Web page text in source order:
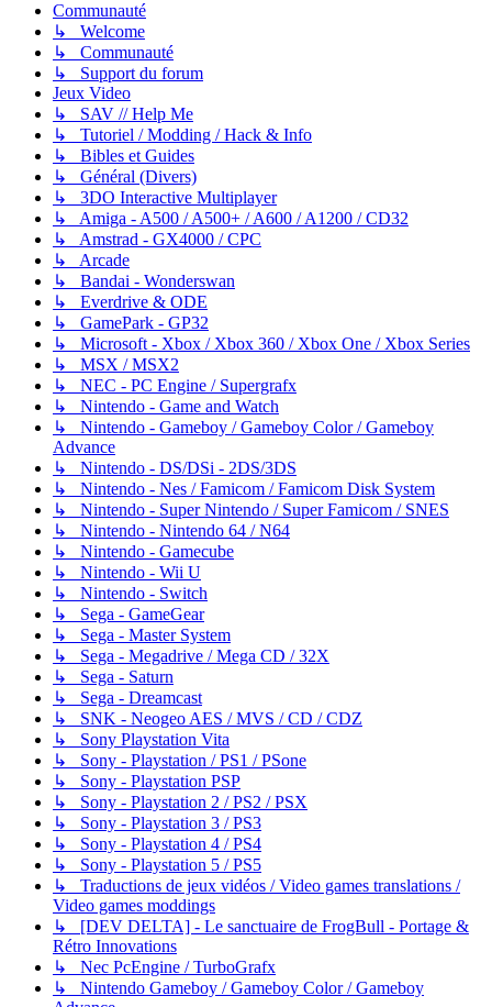
Communauté
↳ Welcome
↳ Communauté
↳ Support du forum
Jeux Video
↳ SAV // Help Me
↳ Tutoriel / Modding / Hack & Info
↳ Bibles et Guides
↳ Général (Divers)
↳ 3DO Interactive Multiplayer
↳ Amiga - A500 / A500+ / A600 / A1200 / CD32
↳ Amstrad - GX4000 / CPC
↳ Arcade
↳ Bandai - Wonderswan
↳ Everdrive & ODE
↳ GamePark - GP32
↳ Microsoft - Xbox / Xbox 360 / Xbox One / Xbox Series
↳ MSX / MSX2
↳ NEC - PC Engine / Supergrafx
↳ Nintendo - Game and Watch
↳ Nintendo - Gameboy / Gameboy Color / Gameboy
Advance
↳ Nintendo - DS/DSi - 2DS/3DS
↳ Nintendo - Nes / Famicom / Famicom Disk System
↳ Nintendo - Super Nintendo / Super Famicom / SNES
↳ Nintendo - Nintendo 64 / N64
↳ Nintendo - Gamecube
↳ Nintendo - Wii U
↳ Nintendo - Switch
↳ Sega - GameGear
↳ Sega - Master System
↳ Sega - Megadrive / Mega CD / 32X
↳ Sega - Saturn
↳ Sega - Dreamcast
↳ SNK - Neogeo AES / MVS / CD / CDZ
↳ Sony Playstation Vita
↳ Sony - Playstation / PS1 / PSone
↳ Sony - Playstation PSP
↳ Sony - Playstation 2 / PS2 / PSX
↳ Sony - Playstation 3 / PS3
↳ Sony - Playstation 4 / PS4
↳ Sony - Playstation 5 / PS5
↳ Traductions de jeux vidéos / Video games translations /
Video games moddings
↳ [DEV DELTA] - Le sanctuaire de FrogBull - Portage &
Rétro Innovations
↳ Nec PcEngine / TurboGrafx
↳ Nintendo Gameboy / Gameboy Color / Gameboy